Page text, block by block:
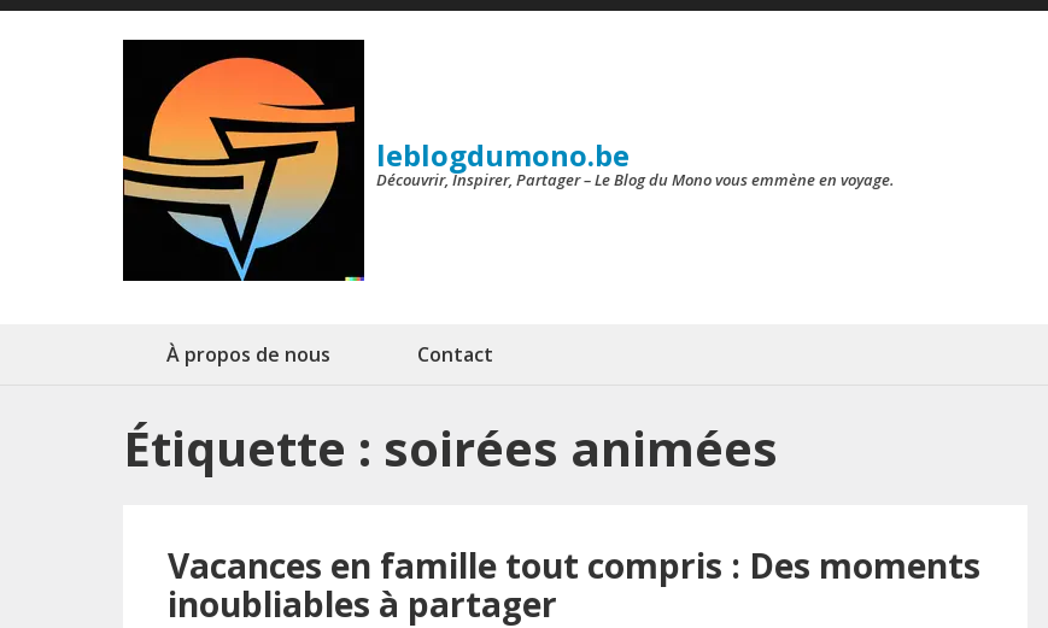
Aller
leblogdumono.be
Découvrir, Inspirer, Partager – Le Blog du Mono vous emmène en voyage.
À propos de nous Contact
Étiquette : soirées animées
Vacances en famille tout compris : Des moments
inoubliables à partager